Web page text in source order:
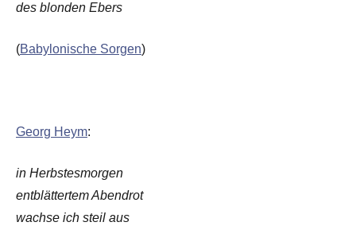
des blonden Ebers
(Babylonische Sorgen)
Georg Heym:
in Herbstesmorgen
entblättertem Abendrot
wachse ich steil aus